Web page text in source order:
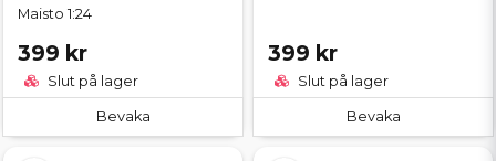
Maisto 1:24
399 kr
Slut på lager
Bevaka
399 kr
Slut på lager
Bevaka